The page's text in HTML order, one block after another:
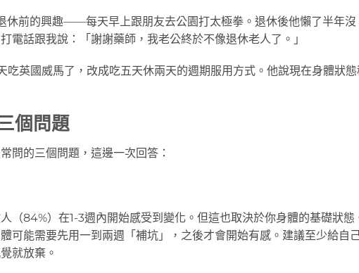
休前的興趣——每天早上跟朋友去公園打太極拳。退休後他懶了半年沒
電話跟我說：「謝謝藥師，我老公終於不像退休老人了。」
吃英國威馬了，改成吃五天休兩天的週期服用方式。他說現在身體狀
個問題
問的三個問題，這邊一次回答：
（84%）在1-3週內開始感受到變化。但這也取決於你身體的基礎狀態
可能需要先用一到兩週「補坑」，之後才會開始有感。建議至少給自
就放棄。